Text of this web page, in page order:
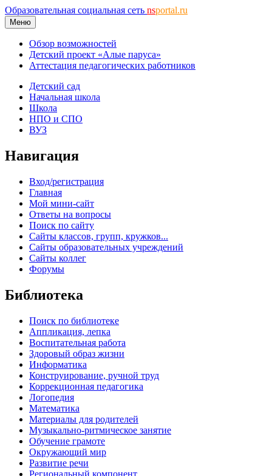
Образовательная социальная сеть nsportal.ru
Меню
Обзор возможностей
Детский проект «Алые паруса»
Аттестация педагогических работников
Детский сад
Начальная школа
Школа
НПО и СПО
ВУЗ
Навигация
Вход/регистрация
Главная
Мой мини-сайт
Ответы на вопросы
Поиск по сайту
Сайты классов, групп, кружков...
Сайты образовательных учреждений
Сайты коллег
Форумы
Библиотека
Поиск по библиотеке
Аппликация, лепка
Воспитательная работа
Здоровый образ жизни
Информатика
Конструирование, ручной труд
Коррекционная педагогика
Логопедия
Математика
Материалы для родителей
Музыкально-ритмическое занятие
Обучение грамоте
Окружающий мир
Развитие речи
Региональный компонент